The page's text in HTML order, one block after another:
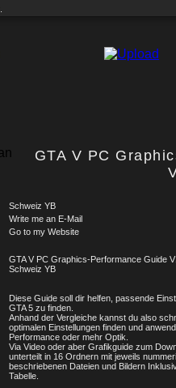
GTA V PC
Schweiz YB
Write me an E-Mail
Go to my Website
GTA V PC Graphics-Performance Guide
Schweiz YB
Diese Guide soll dir helfen, passende
GTA 5 zu finden.
Anhand der Vergleiche kannst du also
optimalen Einstellungen finden und
Performance oder mehr Optik.
Via Video oder aber Grafikguide zum
unterteilt in 16 Ordnern mit jeweils
beschriebenen Dateien und Bildern
Tabelle.